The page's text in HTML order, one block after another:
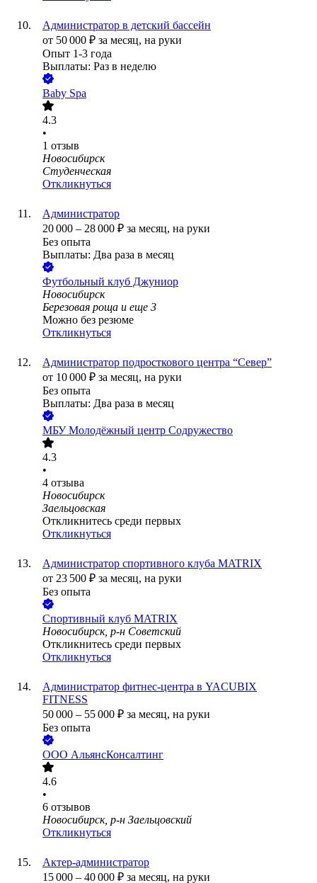
Администратор в детский бассейн
от 50 000 ₽ за месяц, на руки
Опыт 1-3 года
Выплаты: Раз в неделю
Baby Spa
4.3
•
1 отзыв
Новосибирск
Студенческая
Откликнуться
Администратор
20 000 – 28 000 ₽ за месяц, на руки
Без опыта
Выплаты: Два раза в месяц
Футбольный клуб Джуниор
Новосибирск
Березовая роща и еще 3
Можно без резюме
Откликнуться
Администратор подросткового центра “Север”
от 10 000 ₽ за месяц, на руки
Без опыта
Выплаты: Два раза в месяц
МБУ Молодёжный центр Содружество
4.3
•
4 отзыва
Новосибирск
Заельцовская
Откликнитесь среди первых
Откликнуться
Администратор спортивного клуба MATRIX
от 23 500 ₽ за месяц, на руки
Без опыта
Спортивный клуб MATRIX
Новосибирск, р-н Советский
Откликнитесь среди первых
Откликнуться
Администратор фитнес-центра в YACUBIX
FITNESS
50 000 – 55 000 ₽ за месяц, на руки
Без опыта
ООО АльянсКонсалтинг
4.6
•
6 отзывов
Новосибирск, р-н Заельцовский
Откликнуться
Актер-администратор
15 000 – 40 000 ₽ за месяц, на руки